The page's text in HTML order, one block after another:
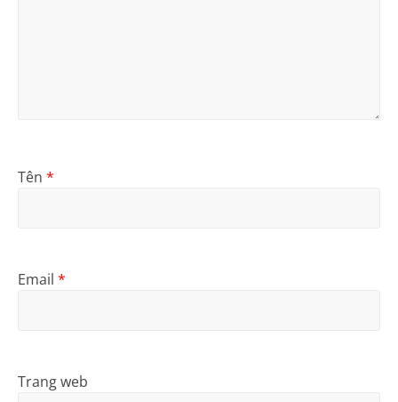
Tên *
Email *
Trang web